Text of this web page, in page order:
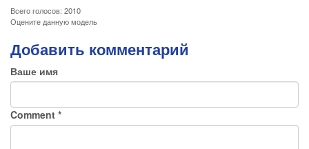
Всего голосов: 2010
Оцените данную модель
Добавить комментарий
Ваше имя
Comment *